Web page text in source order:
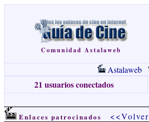
Comunidad Astalaweb
Astalaweb
21 usuarios conectados
Enlaces patrocinados <<Volver